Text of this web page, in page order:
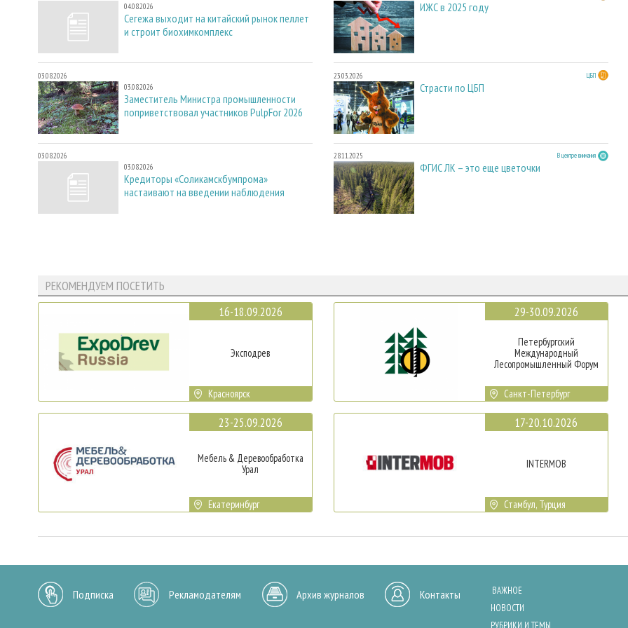
04.08.2026
Сегежа выходит на китайский рынок пеллет
и строит биохимкомплекс
03.08.2026
03.08.2026
Заместитель Министра промышленности
поприветствовал участников PulpFor 2026
03.08.2026
03.08.2026
Кредиторы «Соликамскбумпрома»
настаивают на введении наблюдения
ИЖС в 2025 году
23.03.2026 ЦБП
Страсти по ЦБП
28.11.2025 В центре внимания
ФГИС ЛК – это еще цветочки
РЕКОМЕНДУЕМ ПОСЕТИТЬ
16-18.09.2026
Эксподрев
Красноярск
23-25.09.2026
Мебель & Деревообработка
Урал
Екатеринбург
29-30.09.2026
Петербургский
Международный
Лесопромышленный Форум
Санкт-Петербург
17-20.10.2026
INTERMOB
Стамбул, Турция
Подписка Рекламодателям Архив журналов Контакты
ВАЖНОЕ
НОВОСТИ
РУБРИКИ И ТЕМЫ